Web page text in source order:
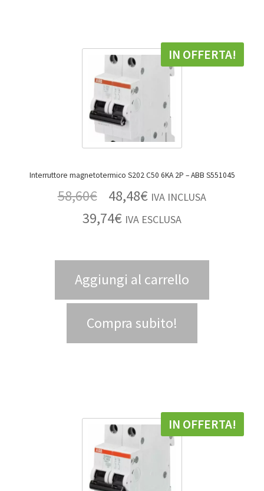
Interruttore magnetotermico S202 C50 6KA 2P – ABB S551045
IN OFFERTA!
58,60€ 48,48€ IVA INCLUSA
39,74€ IVA ESCLUSA
Aggiungi al carrello
Compra subito!
IN OFFERTA!